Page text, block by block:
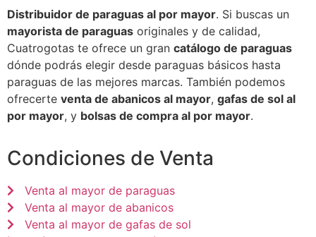
Distribuidor de paraguas al por mayor. Si buscas un
mayorista de paraguas originales y de calidad,
Cuatrogotas te ofrece un gran catálogo de paraguas
dónde podrás elegir desde paraguas básicos hasta
paraguas de las mejores marcas. También podemos
ofrecerte venta de abanicos al mayor, gafas de sol al
por mayor, y bolsas de compra al por mayor.
Condiciones de Venta
Venta al mayor de paraguas
Venta al mayor de abanicos
Venta al mayor de gafas de sol